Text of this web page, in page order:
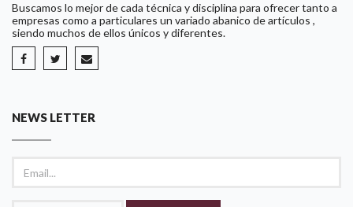
Buscamos lo mejor de cada técnica y disciplina para ofrecer tanto a
empresas como a particulares un variado abanico de artículos ,
siendo muchos de ellos únicos y diferentes.
NEWS LETTER